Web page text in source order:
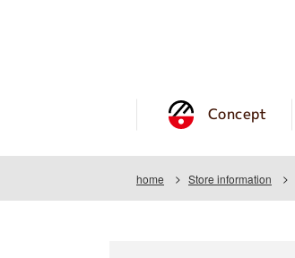
Concept
home Store information